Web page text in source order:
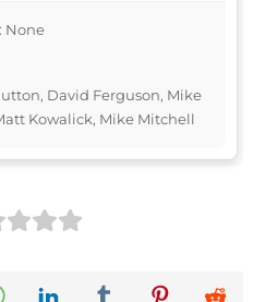
None
David Ferguson, Mike
Kowalick, Mike Mitchell